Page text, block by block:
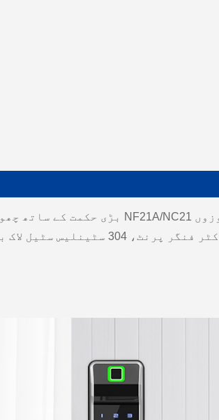
بنانے کے لیے سیمی کنڈکٹر